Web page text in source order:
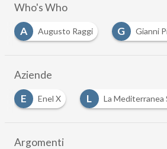
Who's Who
A
Augusto Raggi G Gianni
Aziende
E
Enel X L La Mediterranea
Argomenti